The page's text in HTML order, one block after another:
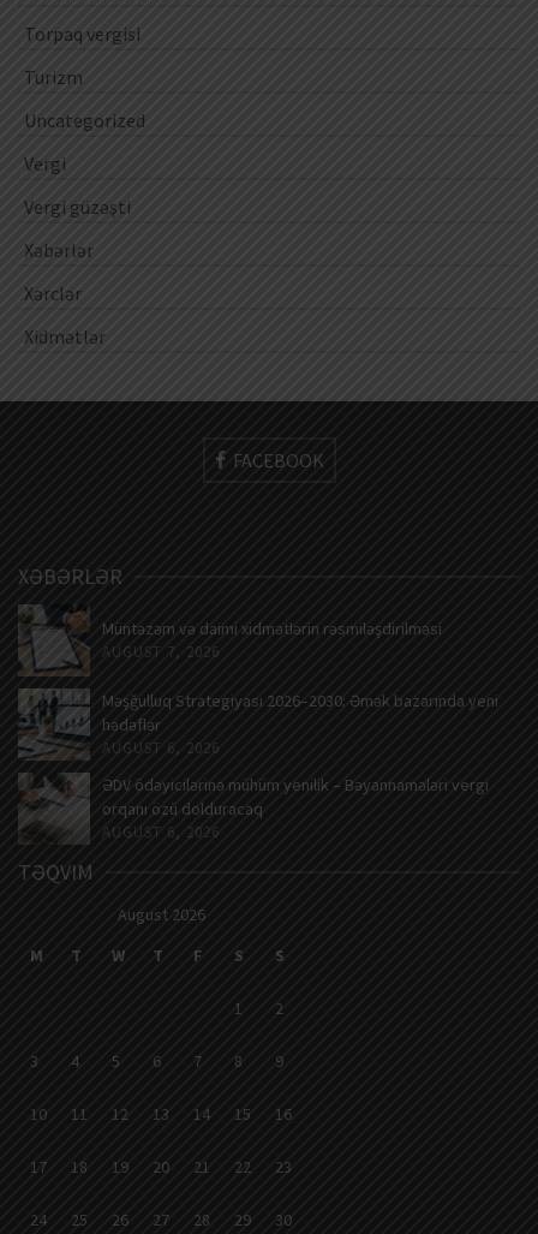
Torpaq vergisi
Turizm
Uncategorized
Vergi
Vergi güzəşti
Xəbərlər
Xərclər
Xidmətlər
FACEBOOK
XƏBƏRLƏR
Müntəzəm və daimi xidmətlərin rəsmiləşdirilməsi
AUGUST 7, 2026
Məşğulluq Strategiyası 2026–2030: Əmək bazarında yeni
hədəflər
AUGUST 6, 2026
ƏDV ödəyicilərinə mühüm yenilik – Bəyannamələri vergi
orqanı özü dolduracaq
AUGUST 6, 2026
TƏQVIM
August 2026
M
T W T F S S
1 2
3 4 5 6 7 8 9
10 11 12 13 14 15 16
17 18 19 20 21 22 23
24 25 26 27 28 29 30